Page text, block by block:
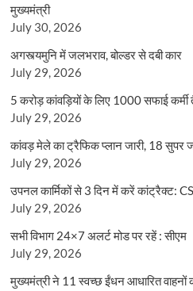
मुख्यमंत्री
July 30, 2026
अगस्त्यमुनि में जलभराव, बोल्डर से दबी कार
July 29, 2026
5 करोड़ कांवड़ियों के लिए 1000 सफाई कर्मी
July 29, 2026
कांवड़ मेले का ट्रैफिक प्लान जारी, 18 सुपर
July 29, 2026
उपनल कार्मिकों से 3 दिन में करें कांट्रैक्ट: CS
July 29, 2026
सभी विभाग 24×7 अलर्ट मोड पर रहें : सीएम
July 29, 2026
मुख्यमंत्री ने 11 स्वच्छ ईंधन आधारित